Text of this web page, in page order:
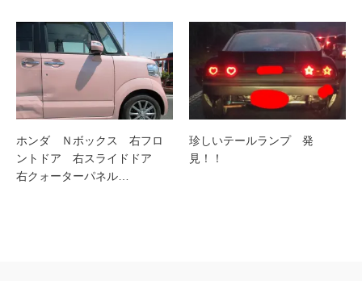
ホンダ Ｎボックス 右フロ
ントドア 右スライドドア
右クォーターパネル…
珍しいテールランプ 発
見！！